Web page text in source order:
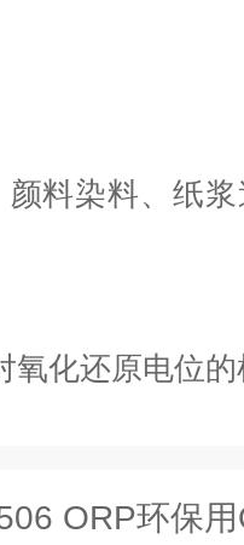
颜料染料、纸
氧化还原电位
环保用ORP电极，污